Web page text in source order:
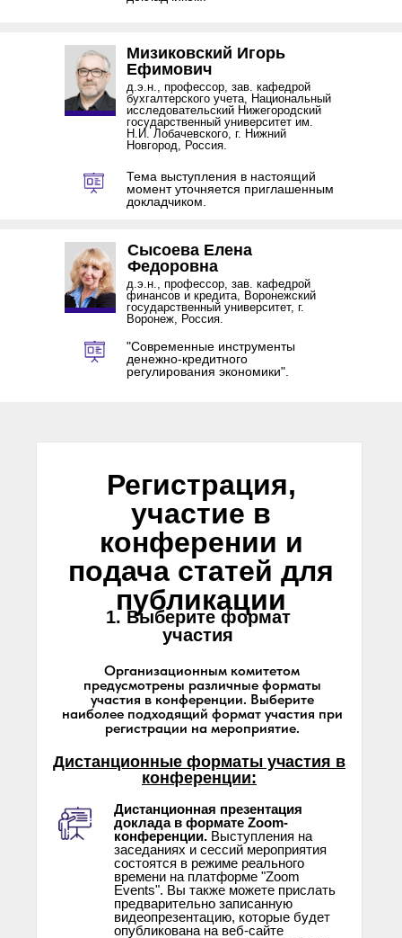
Сысоева Елена
Федоровна
д.э.н., профессор, зав. кафедрой
финансов и кредита, Воронежский
государственный университет, г.
Воронеж, Россия.
"Современные инструменты
денежно-кредитного
регулирования экономики".
Тема выступления в настоящий
момент уточняется приглашенным
докладчиком.
д.э.н., профессор, зав. кафедрой
бухгалтерского учета, Национальный
исследовательский Нижегородский
государственный университет им.
Н.И. Лобачевского, г. Нижний
Новгород, Россия.
Мизиковский Игорь
Ефимович
Организационным комитетом
предусмотрены различные форматы
участия в конференции. Выберите
наиболее подходящий формат участия при
регистрации на мероприятие.
1. Выберите формат
участия
Дистанционные форматы участия в
конференции:
Дистанционная презентация
доклада в формате Zoom-
конференции. Выступления на
заседаниях и сессий мероприятия
состоятся в режиме реального
времени на платформе "Zoom
Events". Вы также можете прислать
предварительно записанную
видеопрезентацию, которые будет
опубликована на веб-сайте
Регистрация,
участие в
конферении и
подача статей для
публикации